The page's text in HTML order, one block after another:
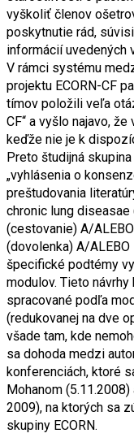
vyškoliť členov
poskytnutie rád,
informácií uvedených
V rámci systému
projektu ECORN-CF
tímov položili veľa
CF“ a vyšlo najavo,
keďže nie je k
Preto študijná
„vyhlásenia o
preštudovania
chronic lung
(cestovanie) A/
(dovolenka) A/
špecifické podtémy
modulov. Tieto
spracované podľa
(redukovanej na dve
všade tam, kde
sa dohoda medzi
konferenciách, ktoré
Mohanom
2009), na ktorých sa
skupiny ECORN.